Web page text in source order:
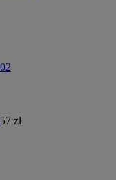
57 zł